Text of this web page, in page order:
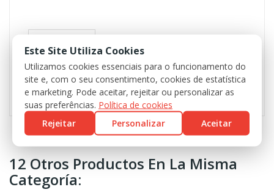
12 Otros Productos En La Misma
Categoría:
Este Site Utiliza Cookies
Utilizamos cookies essenciais para o funcionamento do
site e, com o seu consentimento, cookies de estatística
e marketing. Pode aceitar, rejeitar ou personalizar as
suas preferências. Política de cookies
Rejeitar
Personalizar Aceitar